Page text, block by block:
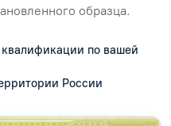
образца.
по вашей
России